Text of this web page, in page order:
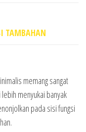
TAMBAHAN
memang sangat
menyukai banyak
pada sisi fungsi